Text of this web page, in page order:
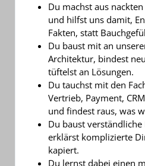
Du machst aus
und hilfst uns damit,
Fakten, statt
Du baust mit an
Architektur, bindest
tüftelst an Lösungen.
Du tauchst mit den
Vertrieb, Payment,
und findest raus, was
Du baust
erklärst komplizierte
kapiert.
Du lernst dabei einen